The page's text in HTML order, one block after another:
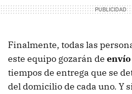
Finalmente, todas las
este equipo gozarán de
tiempos de entrega que se
del domicilio de cada uno. Y